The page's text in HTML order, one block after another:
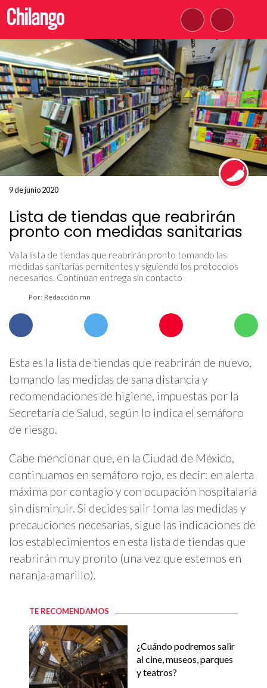
9 de junio 2020
Lista de tiendas que reabrirán
pronto con medidas sanitarias
Va la lista de tiendas que reabrirán pronto tomando las
medidas sanitarias pernitentes y siguiendo los protocolos
necesarios. Continúan entrega sin contacto
Por: Redacción mn
Esta es la lista de tiendas que reabrirán de nuevo,
tomando las medidas de sana distancia y
recomendaciones de higiene, impuestas por la
Secretaría de Salud, según lo indica el semáforo
de riesgo.
Cabe mencionar que, en la Ciudad de México,
continuamos en semáforo rojo, es decir: en alerta
máxima por contagio y con ocupación hospitalaria
sin disminuir. Si decides salir toma las medidas y
precauciones necesarias, sigue las indicaciones de
los establecimientos en esta lista de tiendas que
reabrirán muy pronto (una vez que estemos en
naranja-amarillo).
TE RECOMENDAMOS
¿Cuándo podremos salir
al cine, museos, parques
y teatros?